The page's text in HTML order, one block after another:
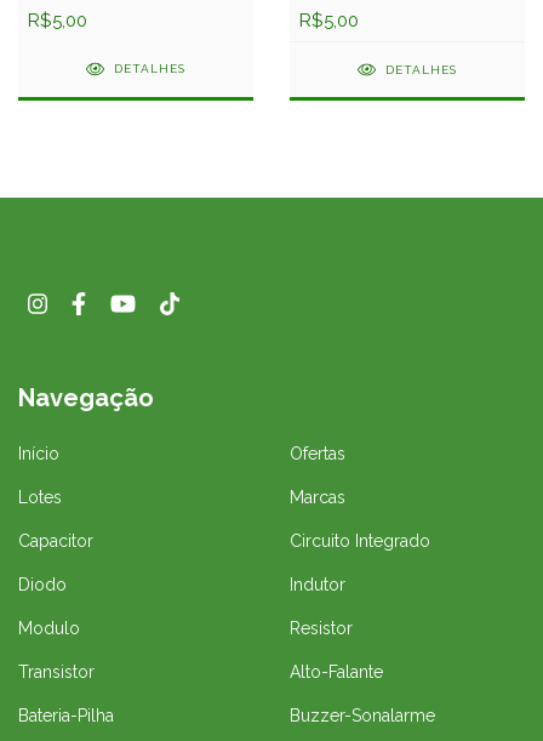
R$5,00
DETALHES
R$5,00
DETALHES
Navegação
Início Ofertas
Lotes Marcas
Capacitor Circuito Integrado
Diodo Indutor
Modulo Resistor
Transistor Alto-Falante
Bateria-Pilha Buzzer-Sonalarme